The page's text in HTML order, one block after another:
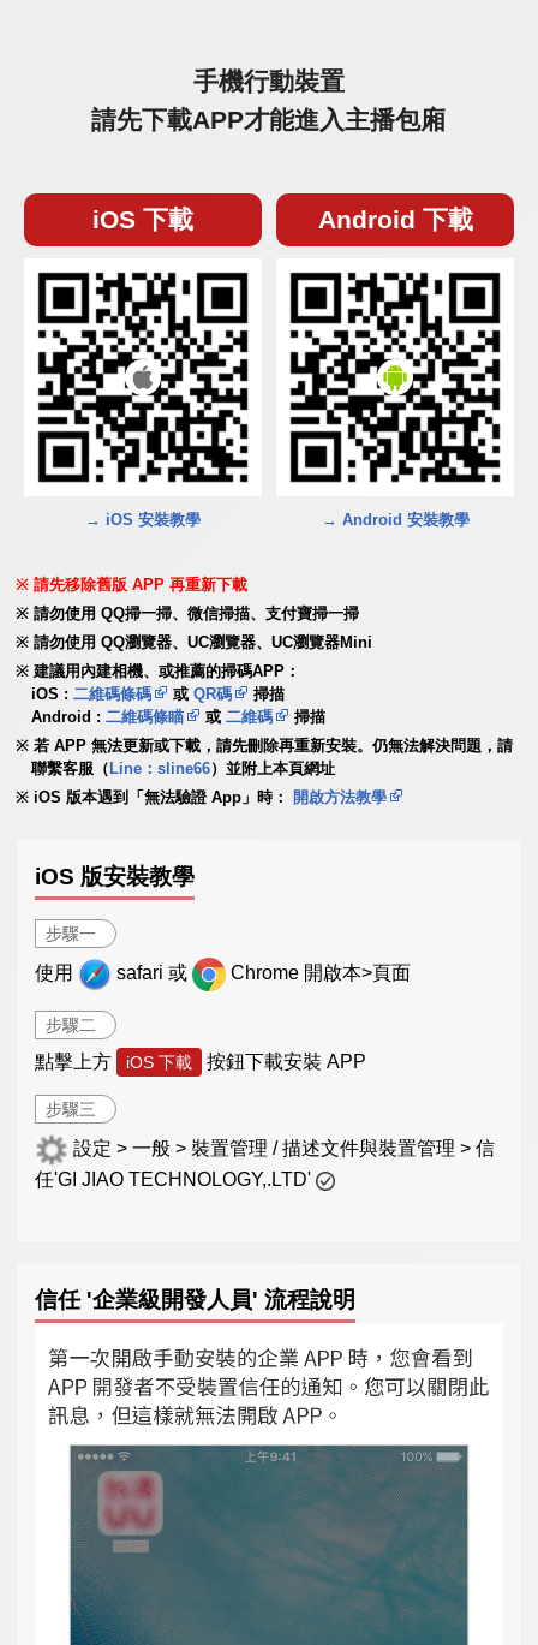
手機行動裝置
請先下載APP才能進入主播包廂
iOS 下載
→ iOS 安裝教學
Android 下載
→ Android 安裝教學
請先移除舊版 APP 再重新下載
請勿使用 QQ掃一掃、微信掃描、支付寶掃一掃
請勿使用 QQ瀏覽器、UC瀏覽器、UC瀏覽器Mini
建議用內建相機、或推薦的掃碼APP：
iOS :二維碼條碼 或QR碼
掃描
Android :二維碼條瞄 或二維碼
掃描
若 APP 無法更新或下載，請先刪除再重新安裝。仍無法解決問題，請
聯繫客服（ Line：sline66）並附上本頁網址
iOS 版本遇到「無法驗證 App」時：
開啟方法教學
iOS 版安裝教學
步驟一
使用 safari 或 Chrome 開啟本>頁面
步驟二
點擊上方 iOS 下載 按鈕下載安裝 APP
步驟三
設定 > 一般 > 裝置管理 / 描述文件與裝置管理 > 信
任'GI JIAO TECHNOLOGY,.LTD'
信任 '企業級開發人員' 流程說明